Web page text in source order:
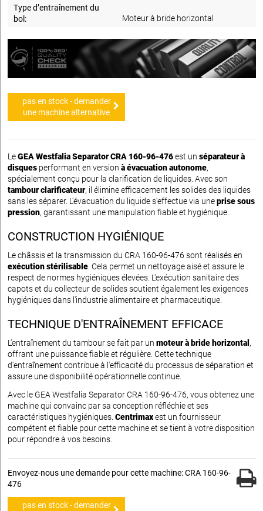
Type d’entraînement du
bol:
Moteur à bride horizontal
pas en stock - demander
une machine alternative
LeGEA Westfalia Separator CRA 160-96-476est un séparateur à
disques performant en version à évacuation autonome,
spécialement conçu pour la clarification de liquides. Avec son
tambour clarificateur, il élimine efficacement les solides des liquides
sans les séparer. L'évacuation du liquide s'effectue via uneprise sous
pression, garantissant une manipulation fiable et hygiénique.
CONSTRUCTION HYGIÉNIQUE
Le châssis et la transmission du CRA 160-96-476 sont réalisés en
exécution stérilisable . Cela permet un nettoyage aisé et assure le
respect de normes hygiéniques élevées. L'exécution sanitaire des
capots et du collecteur de solides soutient également les exigences
hygiéniques dans l'industrie alimentaire et pharmaceutique.
TECHNIQUE D'ENTRAÎNEMENT EFFICACE
L'entraînement du tambour se fait par un moteur à bride horizontal ,
offrant une puissance fiable et régulière. Cette technique
d'entraînement contribue à l'efficacité du processus de séparation et
assure une disponibilité opérationnelle continue.
Avec le GEA Westfalia Separator CRA 160-96-476, vous obtenez une
machine qui convainc par sa conception réfléchie et ses
caractéristiques hygiéniques. Centrimaxest un fournisseur
compétent et fiable pour cette machine et se tient à votre disposition
pour répondre à vos besoins.
Envoyez-nous une demande pour cette machine: CRA 160-96-
476
pas en stock - demander